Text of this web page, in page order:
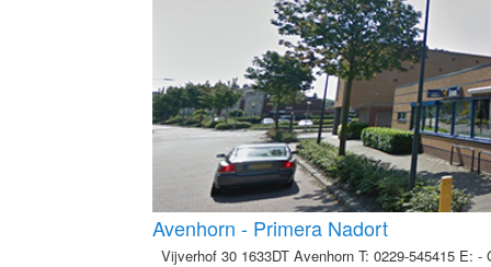
Avenhorn - Primera Nadort
Vijverhof 30 1633DT Avenhorn T: 0229-545415 E: